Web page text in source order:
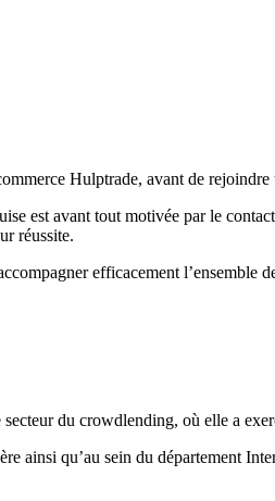
Hulptrade, avant de rejoindre
est avant tout motivée par le
réussite.
efficacement l’ensemble
du crowdlending, où elle a
ainsi qu’au sein du département